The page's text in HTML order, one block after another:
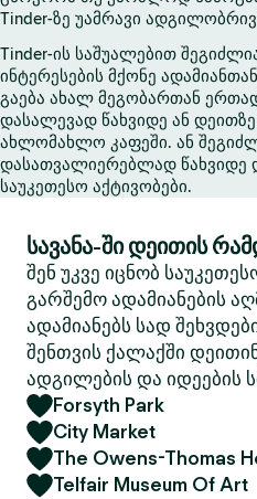
Tinder-ზე უამრავი
Tinder-ის საშუალებით
ინტერესების მქონე
გაება ახალ მეგობართან
დასალევად წახვიდე ან
ახლომახლო კაფეში. ან
დასათვალიერებლად წახვიდე
საუკეთესო აქტივობები.
სავანა-ში დეითის
შენ უკვე იცნობ
გარშემო ადამიანების
ადამიანებს სად
შენთვის ქალაქში
ადგილების და იდეების
Forsyth Park
City Market
The Owens-Thomas
Telfair Museum Of Art